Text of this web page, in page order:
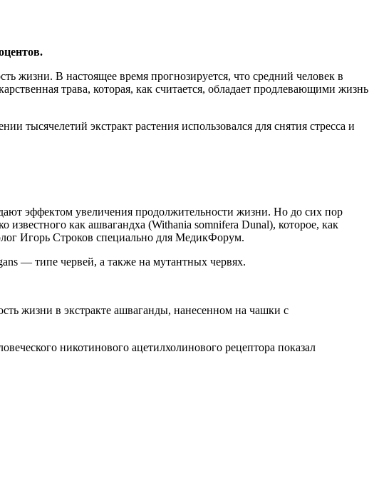
жизни. В настоящее время прогнозируется, что средний человек в
трава, которая, как считается, обладает продлевающими жизнь
экстракт растения использовался для снятия стресса и
как ашвагандха (Withania somnifera Dunal), которое, как
Игорь Строков специально для МедикФорум.
— типе червей, а также на мутантных червях.
никотинового ацетилхолинового рецептора показал